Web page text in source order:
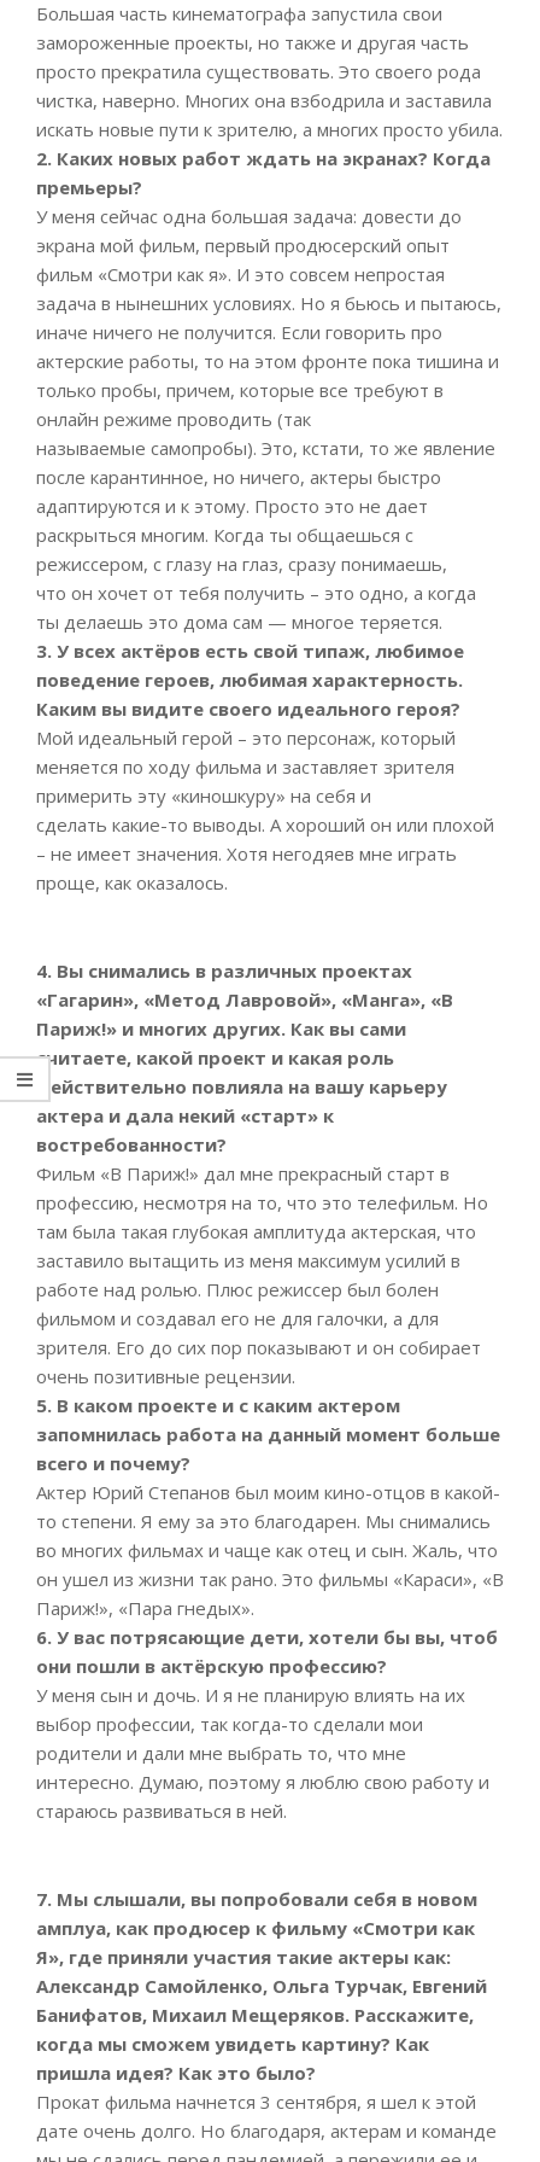
Большая часть кинематографа запустила свои
замороженные проекты, но также и другая часть
просто прекратила существовать. Это своего рода
чистка, наверно. Многих она взбодрила и заставила
искать новые пути к зрителю, а многих просто убила.
2. Каких новых работ ждать на экранах? Когда
премьеры?
У меня сейчас одна большая задача: довести до
экрана мой фильм, первый продюсерский опыт
фильм «Смотри как я». И это совсем непростая
задача в нынешних условиях. Но я бьюсь и пытаюсь,
иначе ничего не получится. Если говорить про
актерские работы, то на этом фронте пока тишина и
только пробы, причем, которые все требуют в
онлайн режиме проводить (так
называемые самопробы). Это, кстати, то же явление
после карантинное, но ничего, актеры быстро
адаптируются и к этому. Просто это не дает
раскрыться многим. Когда ты общаешься с
режиссером, с глазу на глаз, сразу понимаешь,
что он хочет от тебя получить – это одно, а когда
ты делаешь это дома сам — многое теряется.
3. У всех актёров есть свой типаж, любимое
поведение героев, любимая характерность.
Каким вы видите своего идеального героя?
Мой идеальный герой – это персонаж, который
меняется по ходу фильма и заставляет зрителя
примерить эту «киношкуру» на себя и
сделать какие-то выводы. А хороший он или плохой
– не имеет значения. Хотя негодяев мне играть
проще, как оказалось.
4. Вы снимались в различных проектах
«Гагарин», «Метод Лавровой», «Манга», «В
Париж!» и многих других. Как вы сами
считаете, какой проект и какая роль
действительно повлияла на вашу карьеру
актера и дала некий «старт» к
востребованности?
Фильм «В Париж!» дал мне прекрасный старт в
профессию, несмотря на то, что это телефильм. Но
там была такая глубокая амплитуда актерская, что
заставило вытащить из меня максимум усилий в
работе над ролью. Плюс режиссер был болен
фильмом и создавал его не для галочки, а для
зрителя. Его до сих пор показывают и он собирает
очень позитивные рецензии.
5. В каком проекте и с каким актером
запомнилась работа на данный момент больше
всего и почему?
Актер Юрий Степанов был моим кино-отцов в какой-
то степени. Я ему за это благодарен. Мы снимались
во многих фильмах и чаще как отец и сын. Жаль, что
он ушел из жизни так рано. Это фильмы «Караси», «В
Париж!», «Пара гнедых».
6. У вас потрясающие дети, хотели бы вы, чтоб
они пошли в актёрскую профессию?
У меня сын и дочь. И я не планирую влиять на их
выбор профессии, так когда-то сделали мои
родители и дали мне выбрать то, что мне
интересно. Думаю, поэтому я люблю свою работу и
стараюсь развиваться в ней.
7. Мы слышали, вы попробовали себя в новом
амплуа, как продюсер к фильму «Смотри как
Я», где приняли участия такие актеры как:
Александр Самойленко, Ольга Турчак, Евгений
Банифатов, Михаил Мещеряков. Расскажите,
когда мы сможем увидеть картину? Как
пришла идея? Как это было?
Прокат фильма начнется 3 сентября, я шел к этой
дате очень долго. Но благодаря, актерам и команде